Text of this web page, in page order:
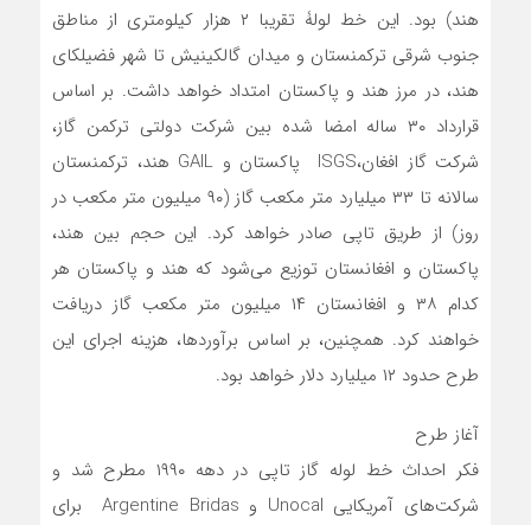
هند) بود. این خط لولۀ تقریبا ۲ هزار کیلومتری از مناطق
جنوب شرقی ترکمنستان و میدان گالکینیش تا شهر فضیلکای
هند، در مرز هند و پاکستان امتداد خواهد داشت. بر اساس
قرارداد ۳۰ ساله امضا شده بین شرکت دولتی ترکمن گاز،
شرکت گاز افغان،ISGS پاکستان و GAIL هند، ترکمنستان
سالانه تا ۳۳ میلیارد متر مکعب گاز (۹۰ میلیون متر مکعب در
روز) از طریق تاپی صادر خواهد کرد. این حجم بین هند،
پاکستان و افغانستان توزیع می‌شود که هند و پاکستان هر
کدام ۳۸ و افغانستان ۱۴ میلیون متر مکعب گاز دریافت
خواهند کرد. همچنین، بر اساس برآوردها، هزینه اجرای این
طرح حدود ۱۲ میلیارد دلار خواهد بود.
آغاز طرح
فکر احداث خط لوله گاز تاپی در دهه ۱۹۹۰ مطرح شد و
شرکت‌های آمریکایی Unocal و Argentine Bridas برای